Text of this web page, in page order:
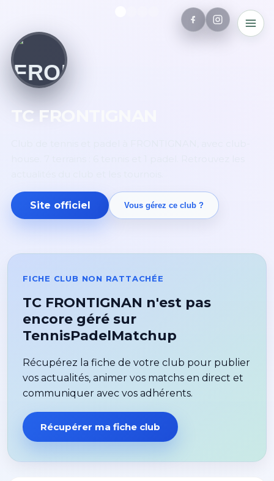
TC FRONTIGNAN
Site officiel Vous gérez ce club ?
FICHE CLUB NON RATTACHÉE
TC FRONTIGNAN n'est pas
encore géré sur
TennisPadelMatchup
Récupérez la fiche de votre club pour publier
vos actualités, animer vos matchs en direct et
communiquer avec vos adhérents.
Récupérer ma fiche club